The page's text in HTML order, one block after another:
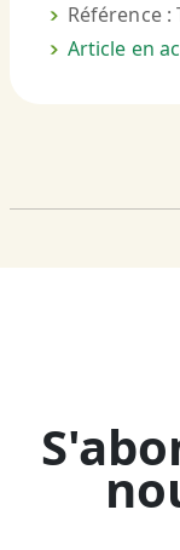
Référence :
Article en